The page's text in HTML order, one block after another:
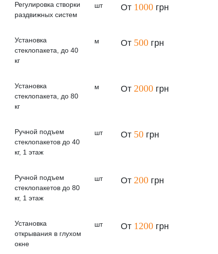
Регулировка створки
раздвижных систем
шт От 1000 грн
Установка
стеклопакета, до 40
кг
м От 500 грн
Установка
стеклопакета, до 80
кг
м От 2000 грн
Ручной подъем
стеклопакетов до 40
кг, 1 этаж
шт От 50 грн
Ручной подъем
стеклопакетов до 80
кг, 1 этаж
шт От 200 грн
Установка
открывания в глухом
окне
шт От 1200 грн